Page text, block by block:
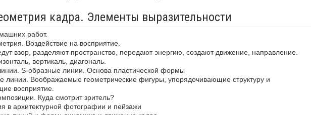
кадра. Элементы выразительности
работ.
Воздействие на восприятие.
взор, разделяют пространство, передают энергию, создают движение, направление.
вертикаль, диагональ.
S-образные линии. Основа пластической формы
линии. Воображаемые геометрические фигуры, упорядочивающие структуру и
восприятие.
Куда смотрит зритель?
в архитектурной фотографии и пейзажи